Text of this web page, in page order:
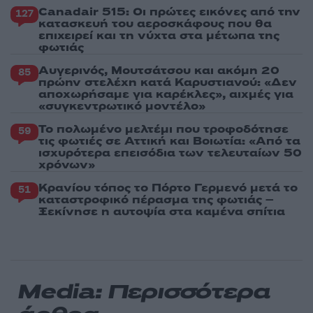
127 Canadair 515: Οι πρώτες εικόνες από την
κατασκευή του αεροσκάφους που θα
επιχειρεί και τη νύχτα στα μέτωπα της
φωτιάς
85 Αυγερινός, Μουτσάτσου και ακόμη 20
πρώην στελέχη κατά Καρυστιανού: «Δεν
αποχωρήσαμε για καρέκλες», αιχμές για
«συγκεντρωτικό μοντέλο»
59 Το πολωμένο μελτέμι που τροφοδότησε
τις φωτιές σε Αττική και Βοιωτία: «Από τα
ισχυρότερα επεισόδια των τελευταίων 50
χρόνων»
51 Κρανίου τόπος το Πόρτο Γερμενό μετά το
καταστροφικό πέρασμα της φωτιάς –
Ξεκίνησε η αυτοψία στα καμένα σπίτια
Media: Περισσότερα